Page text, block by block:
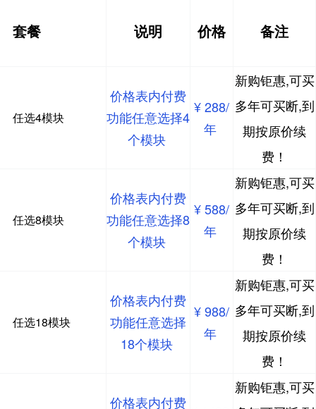
套餐 说明 价格 备注
任选4模块
价格表内付费
功能任意选择4
个模块
¥ 288/
年
新购钜惠,可买
多年可买断,到
期按原价续
费！
任选8模块
价格表内付费
功能任意选择8
个模块
¥ 588/
年
新购钜惠,可买
多年可买断,到
期按原价续
费！
任选18模块
价格表内付费
功能任意选择
18个模块
¥ 988/
年
新购钜惠,可买
多年可买断,到
期按原价续
费！
价格表内付费
新购钜惠,可买